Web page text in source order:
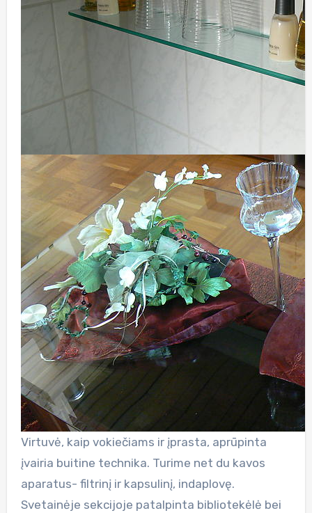
Virtuvė, kaip vokiečiams ir įprasta, aprūpinta
įvairia buitine technika. Turime net du kavos
aparatus- filtrinį ir kapsulinį, indaplovę.
Svetainėje sekcijoje patalpinta bibliotekėlė bei